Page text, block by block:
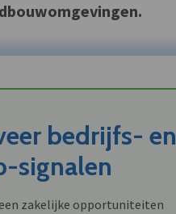
bedrijfs- en
signalen
zakelijke opportuniteiten